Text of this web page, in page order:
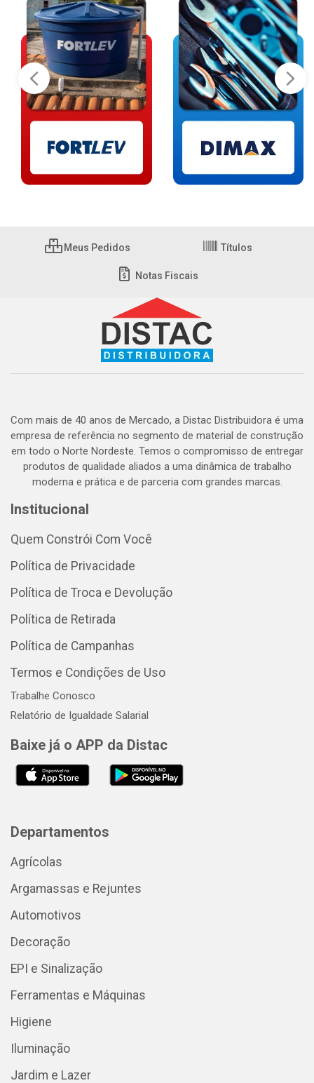
Meus Pedidos Títulos
Notas Fiscais
Com mais de 40 anos de Mercado, a Distac Distribuidora é uma
empresa de referência no segmento de material de construção
em todo o Norte Nordeste. Temos o compromisso de entregar
produtos de qualidade aliados a uma dinâmica de trabalho
moderna e prática e de parceria com grandes marcas.
Institucional
Quem Constrói Com Você
Política de Privacidade
Política de Troca e Devolução
Política de Retirada
Política de Campanhas
Termos e Condições de Uso
Trabalhe Conosco
Relatório de Igualdade Salarial
Baixe já o APP da Distac
Departamentos
Agrícolas
Argamassas e Rejuntes
Automotivos
Decoração
EPI e Sinalização
Ferramentas e Máquinas
Higiene
Iluminação
Jardim e Lazer